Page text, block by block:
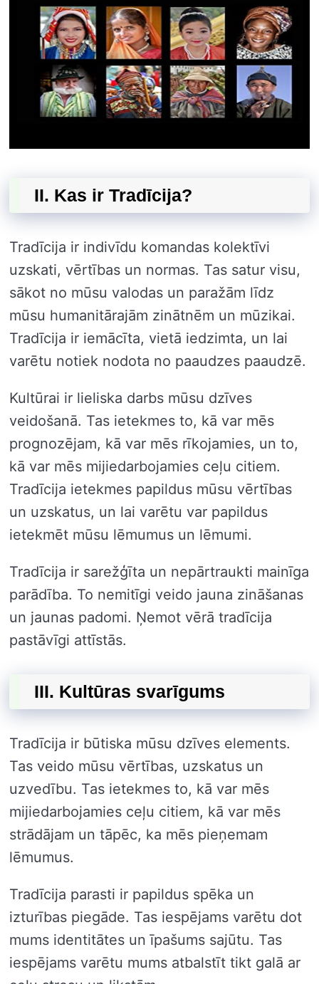
II. Kas ir Tradīcija?
Tradīcija ir indivīdu komandas kolektīvi
uzskati, vērtības un normas. Tas satur visu,
sākot no mūsu valodas un paražām līdz
mūsu humanitārajām zinātnēm un mūzikai.
Tradīcija ir iemācīta, vietā iedzimta, un lai
varētu notiek nodota no paaudzes paaudzē.
Kultūrai ir lieliska darbs mūsu dzīves
veidošanā. Tas ietekmes to, kā var mēs
prognozējam, kā var mēs rīkojamies, un to,
kā var mēs mijiedarbojamies ceļu citiem.
Tradīcija ietekmes papildus mūsu vērtības
un uzskatus, un lai varētu var papildus
ietekmēt mūsu lēmumus un lēmumi.
Tradīcija ir sarežģīta un nepārtraukti mainīga
parādība. To nemitīgi veido jauna zināšanas
un jaunas padomi. Ņemot vērā tradīcija
pastāvīgi attīstās.
III. Kultūras svarīgums
Tradīcija ir būtiska mūsu dzīves elements.
Tas veido mūsu vērtības, uzskatus un
uzvedību. Tas ietekmes to, kā var mēs
mijiedarbojamies ceļu citiem, kā var mēs
strādājam un tāpēc, ka mēs pieņemam
lēmumus.
Tradīcija parasti ir papildus spēka un
izturības piegāde. Tas iespējams varētu dot
mums identitātes un īpašums sajūtu. Tas
iespējams varētu mums atbalstīt tikt galā ar